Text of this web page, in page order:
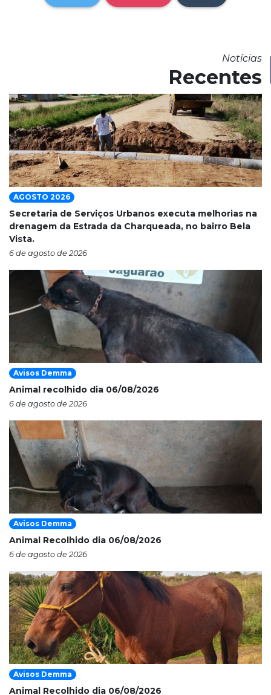
Notícias
Recentes
AGOSTO 2026
Secretaria de Serviços Urbanos executa melhorias na
drenagem da Estrada da Charqueada, no bairro Bela
Vista.
6 de agosto de 2026
Avisos Demma
Animal recolhido dia 06/08/2026
6 de agosto de 2026
Avisos Demma
Animal Recolhido dia 06/08/2026
6 de agosto de 2026
Avisos Demma
Animal Recolhido dia 06/08/2026